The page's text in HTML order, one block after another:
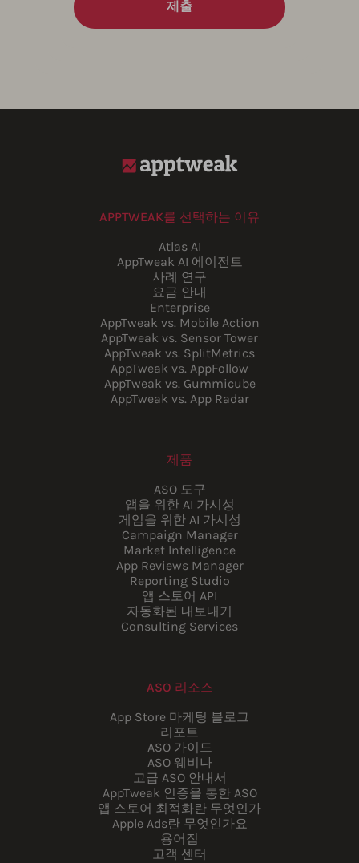
APPTWEAK를 선택하는 이유
Atlas AI
AppTweak AI 에이전트
사례 연구
요금 안내
Enterprise
AppTweak vs. Mobile Action
AppTweak vs. Sensor Tower
AppTweak vs. SplitMetrics
AppTweak vs. AppFollow
AppTweak vs. Gummicube
AppTweak vs. App Radar
제품
ASO 도구
앱을 위한 AI 가시성
게임을 위한 AI 가시성
Campaign Manager
Market Intelligence
App Reviews Manager
Reporting Studio
앱 스토어 API
자동화된 내보내기
Consulting Services
ASO 리소스
App Store 마케팅 블로그
리포트
ASO 가이드
ASO 웨비나
고급 ASO 안내서
AppTweak 인증을 통한 ASO
앱 스토어 최적화란 무엇인가
Apple Ads란 무엇인가요
용어집
고객 센터